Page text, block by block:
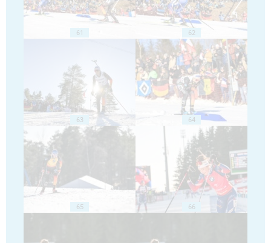
61 62
63 64
65 66